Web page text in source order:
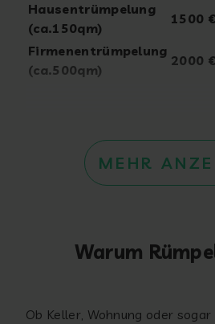
Hausentrümpelung
(ca.150qm)
1500 €
Firmenentrümpelung
(ca.500qm)
2000 €
MEHR
Warum
Ob Keller, Wohnung oder